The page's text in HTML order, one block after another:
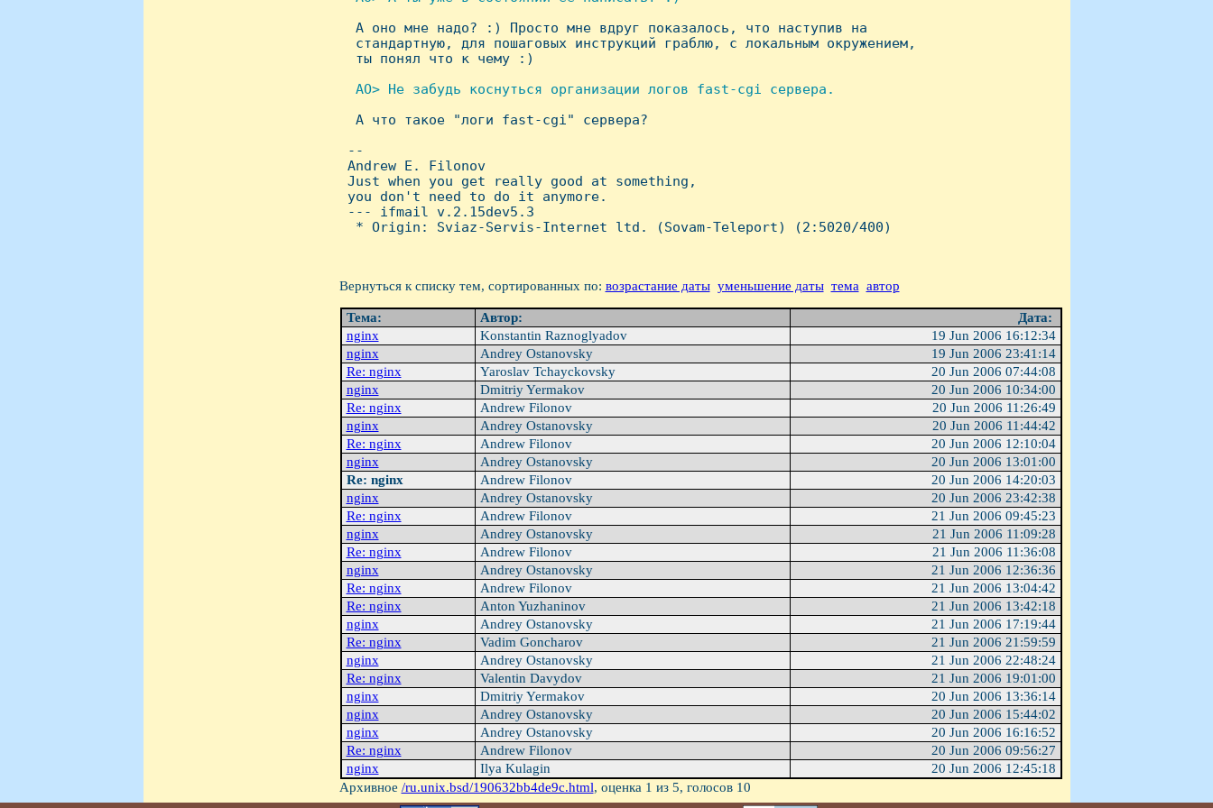
А оно мне надо? :) Просто мне вдруг показалось, что наступив на
  стандартную, для пошаговых инструкций граблю, с локальным окружением,
  ты понял что к чему :)
AO> Hе забудь коснуться организации логов fast-cgi сервера.
А что такое "логи fast-cgi" сервера?
--
Andrew E. Filonov
Just when you get really good at something,
you don't need to do it anymore.
--- ifmail v.2.15dev5.3
  * Origin: Sviaz-Servis-Internet ltd. (Sovam-Teleport) (2:5020/400)
Вернуться к списку тем, сортированных по: возрастание даты уменьшение даты тема автор
Тема: Автор:
Дата:
nginx
Konstantin Raznoglyadov
19 Jun 2006 16:12:34
nginx
Andrey Ostanovsky
19 Jun 2006 23:41:14
Re: nginx
Yaroslav Tchayckovsky
20 Jun 2006 07:44:08
nginx
Dmitriy Yermakov
20 Jun 2006 10:34:00
Re: nginx
Andrew Filonov
20 Jun 2006 11:26:49
nginx
Andrey Ostanovsky
20 Jun 2006 11:44:42
Re: nginx
Andrew Filonov
20 Jun 2006 12:10:04
nginx
Andrey Ostanovsky
20 Jun 2006 13:01:00
Re: nginx
Andrew Filonov
20 Jun 2006 14:20:03
nginx
Andrey Ostanovsky
20 Jun 2006 23:42:38
Re: nginx
Andrew Filonov
21 Jun 2006 09:45:23
nginx
Andrey Ostanovsky
21 Jun 2006 11:09:28
Re: nginx
Andrew Filonov
21 Jun 2006 11:36:08
nginx
Andrey Ostanovsky
21 Jun 2006 12:36:36
Re: nginx
Andrew Filonov
21 Jun 2006 13:04:42
Re: nginx
Anton Yuzhaninov
21 Jun 2006 13:42:18
nginx
Andrey Ostanovsky
21 Jun 2006 17:19:44
Re: nginx
Vadim Goncharov
21 Jun 2006 21:59:59
nginx
Andrey Ostanovsky
21 Jun 2006 22:48:24
Re: nginx
Valentin Davydov
21 Jun 2006 19:01:00
nginx
Dmitriy Yermakov
20 Jun 2006 13:36:14
nginx
Andrey Ostanovsky
20 Jun 2006 15:44:02
nginx
Andrey Ostanovsky
20 Jun 2006 16:16:52
Re: nginx
Andrew Filonov
20 Jun 2006 09:56:27
nginx
Ilya Kulagin
20 Jun 2006 12:45:18
Архивное /ru.unix.bsd/190632bb4de9c.html, оценка 1 из 5, голосов 10